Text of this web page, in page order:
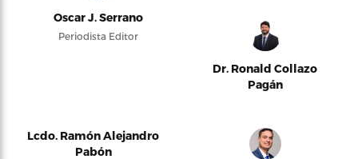
Oscar J. Serrano
Periodista Editor
Dr. Ronald Collazo
Pagán
Lcdo. Ramón Alejandro
Pabón